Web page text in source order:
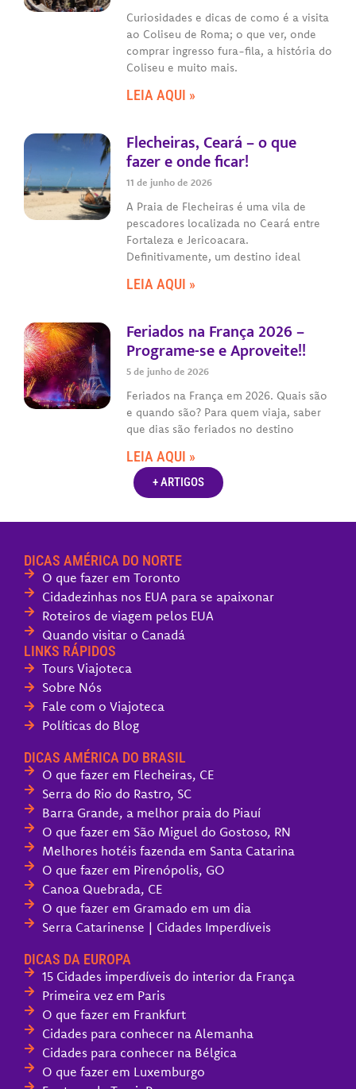
Curiosidades e dicas de como é a visita
ao Coliseu de Roma; o que ver, onde
comprar ingresso fura-fila, a história do
Coliseu e muito mais.
LEIA AQUI »
Flecheiras, Ceará – o que
fazer e onde ficar!
11 de junho de 2026
A Praia de Flecheiras é uma vila de
pescadores localizada no Ceará entre
Fortaleza e Jericoacara.
Definitivamente, um destino ideal
LEIA AQUI »
Feriados na França 2026 –
Programe-se e Aproveite!!
5 de junho de 2026
Feriados na França em 2026. Quais são
e quando são? Para quem viaja, saber
que dias são feriados no destino
LEIA AQUI »
+ ARTIGOS
DICAS AMÉRICA DO NORTE
O que fazer em Toronto
Cidadezinhas nos EUA para se apaixonar
Roteiros de viagem pelos EUA
Quando visitar o Canadá
LINKS RÁPIDOS
Tours Viajoteca
Sobre Nós
Fale com o Viajoteca
Políticas do Blog
DICAS AMÉRICA DO BRASIL
O que fazer em Flecheiras, CE
Serra do Rio do Rastro, SC
Barra Grande, a melhor praia do Piauí
O que fazer em São Miguel do Gostoso, RN
Melhores hotéis fazenda em Santa Catarina
O que fazer em Pirenópolis, GO
Canoa Quebrada, CE
O que fazer em Gramado em um dia
Serra Catarinense | Cidades Imperdíveis
DICAS DA EUROPA
15 Cidades imperdíveis do interior da França
Primeira vez em Paris
O que fazer em Frankfurt
Cidades para conhecer na Alemanha
Cidades para conhecer na Bélgica
O que fazer em Luxemburgo